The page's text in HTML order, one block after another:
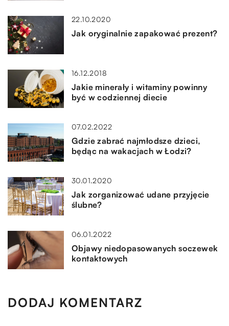
22.10.2020
Jak oryginalnie zapakować prezent?
16.12.2018
Jakie minerały i witaminy powinny
być w codziennej diecie
07.02.2022
Gdzie zabrać najmłodsze dzieci,
będąc na wakacjach w Łodzi?
30.01.2020
Jak zorganizować udane przyjęcie
ślubne?
06.01.2022
Objawy niedopasowanych soczewek
kontaktowych
DODAJ KOMENTARZ